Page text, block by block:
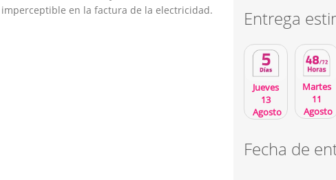
en la factura de la electricidad.
Entrega
Jueves
13
Agosto
Martes
11
Agosto
Fecha de